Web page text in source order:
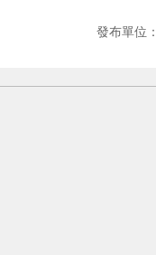
發布單位